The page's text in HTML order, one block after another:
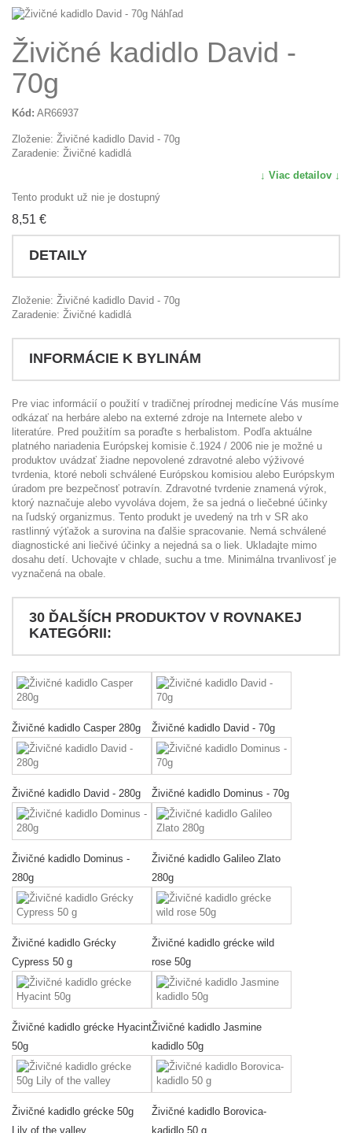
Náhľad
Živičné kadidlo David -
70g
Kód: AR66937
Zloženie: Živičné kadidlo David - 70g
Zaradenie: Živičné kadidlá
↓ Viac detailov ↓
Tento produkt už nie je dostupný
8,51 €
DETAILY
Zloženie: Živičné kadidlo David - 70g
Zaradenie: Živičné kadidlá
INFORMÁCIE K BYLINÁM
Pre viac informácií o použití v tradičnej prírodnej medicíne Vás musíme
odkázať na herbáre alebo na externé zdroje na Internete alebo v
literatúre. Pred použitím sa poraďte s herbalistom. Podľa aktuálne
platného nariadenia Európskej komisie č.1924 / 2006 nie je možné u
produktov uvádzať žiadne nepovolené zdravotné alebo výživové
tvrdenia, ktoré neboli schválené Európskou komisiou alebo Európskym
úradom pre bezpečnosť potravín. Zdravotné tvrdenie znamená výrok,
ktorý naznačuje alebo vyvoláva dojem, že sa jedná o liečebné účinky
na ľudský organizmus. Tento produkt je uvedený na trh v SR ako
rastlinný výťažok a surovina na ďalšie spracovanie. Nemá schválené
diagnostické ani liečivé účinky a nejedná sa o liek. Ukladajte mimo
dosahu detí. Uchovajte v chlade, suchu a tme. Minimálna trvanlivosť je
vyznačená na obale.
30 ĎALŠÍCH PRODUKTOV V ROVNAKEJ
KATEGÓRII:
Živičné kadidlo Casper 280g Živičné kadidlo David - 70g
Živičné kadidlo David - 280g Živičné kadidlo Dominus - 70g
Živičné kadidlo Dominus -
280g
Živičné kadidlo Galileo Zlato
280g
Živičné kadidlo Grécky
Cypress 50 g
Živičné kadidlo grécke wild
rose 50g
Živičné kadidlo grécke Hyacint
50g
Živičné kadidlo Jasmine
kadidlo 50g
Živičné kadidlo grécke 50g
Lily of the valley
Živičné kadidlo Borovica-
kadidlo 50 g